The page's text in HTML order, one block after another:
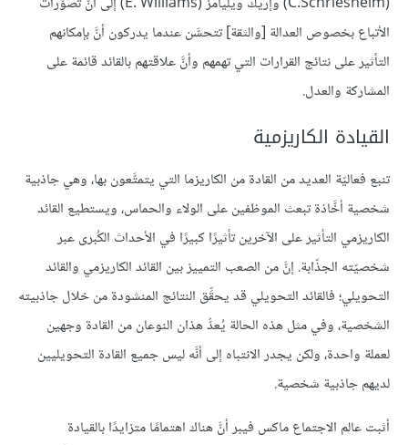
الأتباع بخصوص العدالة [والثقة] تتحسَّن عندما يدركون أنَّ بإمكانهم
التأثير على نتائج القرارات التي تهمهم وأنَّ علاقتهم بالقائد قائمة على
المشاركة والعدل.
القيادة الكاريزمية
تنبع فعاليّة العديد من القادة من الكاريزما التي يتمتَّعون بها، وهي جاذبية
شخصية أخَّاذة تبعث الموظفين على الولاء والحماس، ويستطيع القائد
الكاريزمي التأثير على الآخرين تأثيرًا كبيرًا في الأحداث الكُبرى عبر
شخصيّته الجذّابة. إنَّ من الصعب التمييز بين القائد الكاريزمي والقائد
التحويلي؛ فالقائد التحويلي قد يحقِّق النتائج المنشودة من خلال جاذبيته
الشخصية، وفي مثل هذه الحالة يُعدُّ هذان النوعان من القادة وجهين
لعملة واحدة، ولكن يجدر الانتباه إلى أنَّه ليس جميع القادة التحويليين
لديهم جاذبية شخصية.
أثبت عالم الاجتماع ماكس فيبر أنَّ هناك اهتمامًا متزايدًا بالقيادة